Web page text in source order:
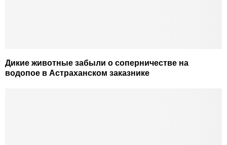
Дикие животные забыли о соперничестве на
водопое в Астраханском заказнике